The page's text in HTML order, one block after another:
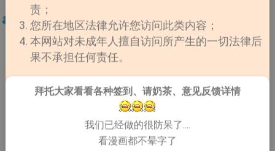
责；
您所在地区法律允许您访问此类内容；
本网站对未成年人擅自访问所产生的一切法律后
果不承担任何责任。
拜托大家看看各种签到、请奶茶、意见反馈详情
我们已经做的很防呆了....
看漫画都不晕字了